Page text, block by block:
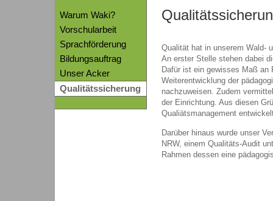
Warum Waki?
Vorschularbeit
Sprachförderung
Bildungsauftrag
Unser Acker
Qualitätssicherung
Qualität hat in unserem Wald-
An erster Stelle stehen dabei
Dafür ist ein gewisses Maß an
Weiterentwicklung der
nachzuweisen. Zudem
der Einrichtung. Aus diesen
Qualiätsmanagement
Darüber hinaus wurde unser
NRW, einem Qualitäts-Audit
Rahmen dessen eine